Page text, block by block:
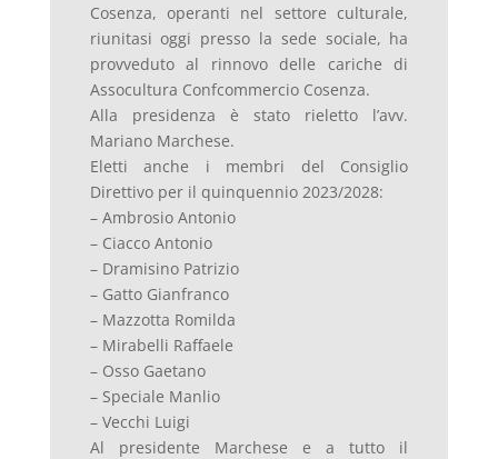
Cosenza, operanti nel settore culturale,
riunitasi oggi presso la sede sociale, ha
provveduto al rinnovo delle cariche di
Assocultura Confcommercio Cosenza.
Alla presidenza è stato rieletto l’avv.
Mariano Marchese.
Eletti anche i membri del Consiglio
Direttivo per il quinquennio 2023/2028:
– Ambrosio Antonio
– Ciacco Antonio
– Dramisino Patrizio
– Gatto Gianfranco
– Mazzotta Romilda
– Mirabelli Raffaele
– Osso Gaetano
– Speciale Manlio
– Vecchi Luigi
Al presidente Marchese e a tutto il